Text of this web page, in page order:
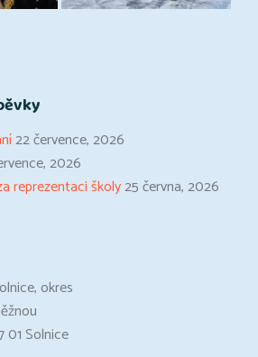
22 července, 2026
2026
reprezentaci školy25 června, 2026
okres
01 Solnice